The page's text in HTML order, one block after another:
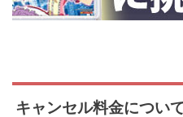
キャンセル料金につい